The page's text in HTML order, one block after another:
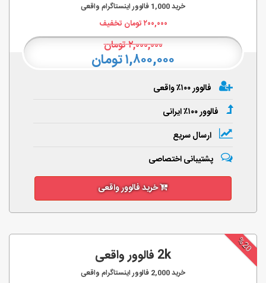
خرید1,000 فالوور اینستاگرام واقعی
۲۰۰,۰۰۰تومان تخفیف
۲,۰۰۰,۰۰۰تومان
۱,۸۰۰,۰۰۰ تومان
فالوور ۱۰۰٪ واقعی
فالوور ۱۰۰٪ ایرانی
ارسال سریع
پشتیبانی اختصاصی
خرید فالوور واقعی
%20
2k فالوور واقعی
خرید2,000 فالوور اینستاگرام واقعی